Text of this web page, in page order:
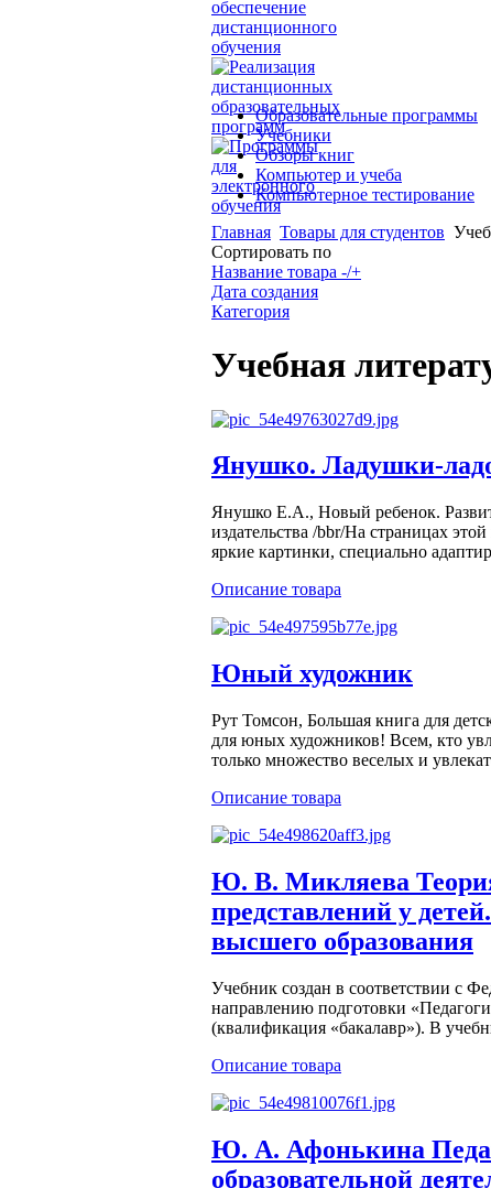
Образовательные программы
Учебники
Обзоры книг
Компьютер и учеба
Компьютерное тестирование
Главная Товары для студентов
Сортировать по
Название товара -/+
Дата создания
Категория
Учебная
Янушко. Ладушки-
Янушко Е.А., Новый ребенок.
издательства /bbr/На страницах
яркие картинки, специально
Описание товара
Юный художник
Рут Томсон, Большая книга для
для юных художников! Всем, кто
только множество веселых и
Описание товара
Ю. В. Микляева
представлений у
высшего образования
Учебник создан в соответствии с
направлению подготовки
(квалификация «бакалавр»). В
Описание товара
Ю. А. Афонькина
образовательной